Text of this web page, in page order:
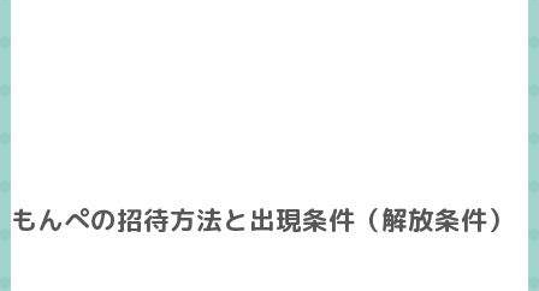
もんぺの招待方法と出現条件（解放条件）